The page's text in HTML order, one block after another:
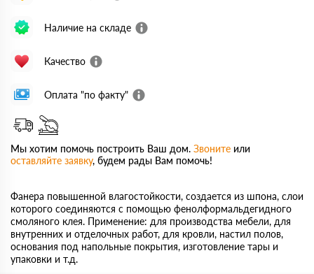
Наличие на складе
Качество
Оплата "по факту"
Мы хотим помочь построить Ваш дом. Звоните или
оставляйте заявку, будем рады Вам помочь!
Фанера повышенной влагостойкости, создается из шпона, слои
которого соединяются с помощью фенолформальдегидного
смоляного клея. Применение: для производства мебели, для
внутренних и отделочных работ, для кровли, настил полов,
основания под напольные покрытия, изготовление тары и
упаковки и т.д.